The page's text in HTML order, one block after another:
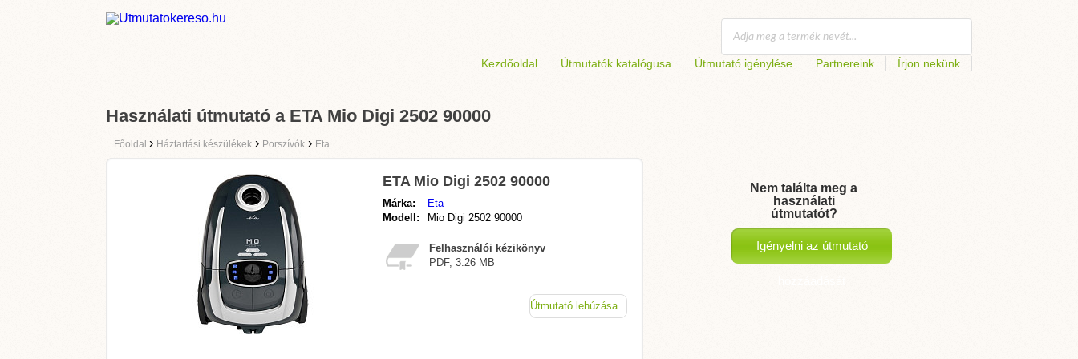
Kezdőoldal Útmutatók katalógusa Útmutató igénylése Partnereink Írjon nekünk
Használati útmutató a ETA Mio Digi 2502 90000
Főoldal › Háztartási készülékek › Porszívók › Eta
ETA Mio Digi 2502 90000
Márka:
Eta
Modell:
Mio Digi 2502 90000
Felhasználói kézikönyv
PDF, 3.26 MB
Útmutató lehúzása
Nem találta meg a
használati
útmutatót?
Igényelni az útmutató